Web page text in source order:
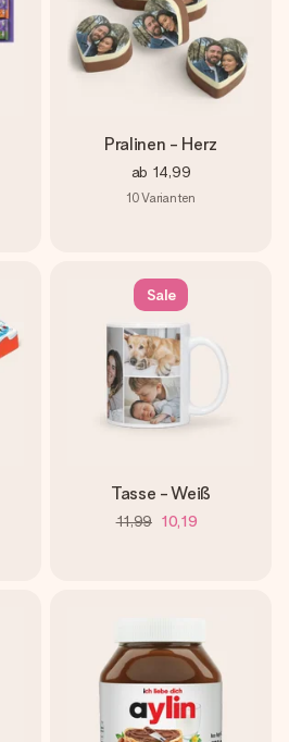
Pralinen - Herz
ab 14,99
10Varianten
Sale
Tasse - Weiß
11,99 10,19